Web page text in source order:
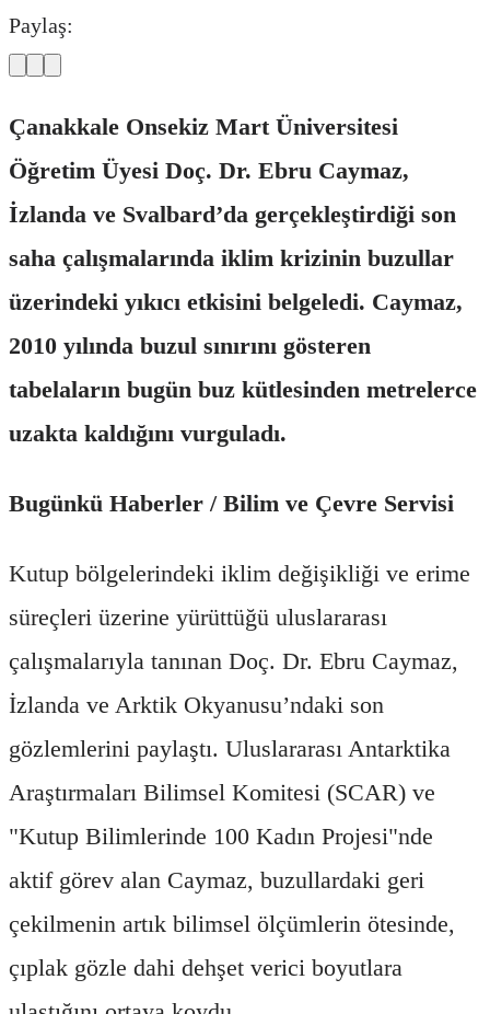
Paylaş:
Çanakkale Onsekiz Mart Üniversitesi
Öğretim Üyesi Doç. Dr. Ebru Caymaz,
İzlanda ve Svalbard’da gerçekleştirdiği son
saha çalışmalarında iklim krizinin buzullar
üzerindeki yıkıcı etkisini belgeledi. Caymaz,
2010 yılında buzul sınırını gösteren
tabelaların bugün buz kütlesinden metrelerce
uzakta kaldığını vurguladı.
Bugünkü Haberler / Bilim ve Çevre Servisi
Kutup bölgelerindeki iklim değişikliği ve erime
süreçleri üzerine yürüttüğü uluslararası
çalışmalarıyla tanınan Doç. Dr. Ebru Caymaz,
İzlanda ve Arktik Okyanusu’ndaki son
gözlemlerini paylaştı. Uluslararası Antarktika
Araştırmaları Bilimsel Komitesi (SCAR) ve
"Kutup Bilimlerinde 100 Kadın Projesi"nde
aktif görev alan Caymaz, buzullardaki geri
çekilmenin artık bilimsel ölçümlerin ötesinde,
çıplak gözle dahi dehşet verici boyutlara